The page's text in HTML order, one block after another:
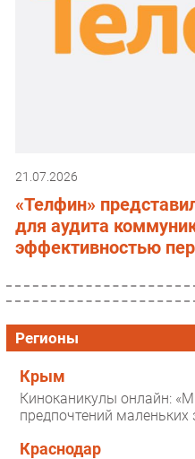
21.07.2026
«Телфин»
для аудита
эффективностью
Регионы
Крым
Киноканикулы онлайн:
предпочтений маленьких
Краснодар